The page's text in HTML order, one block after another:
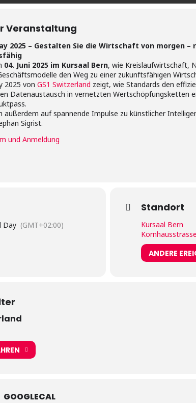
Veranstaltung
2025 – Gestalten Sie die Wirtschaft von morgen –
04. Juni 2025 im Kursaal Bern, wie Kreislaufwirtschaft,
den Weg zu einer zukunftsfähigen
2025 von GS1 Switzerland zeigt, wie Standards den
Datenaustausch in vernetzten Wertschöpfungsketten
außerdem auf spannende Impulse zu künstlicher
Sigrist.
und Anmeldung
Day (GMT+02:00)
Standort
Kursaal Bern
ANDERE
GOOGLECAL